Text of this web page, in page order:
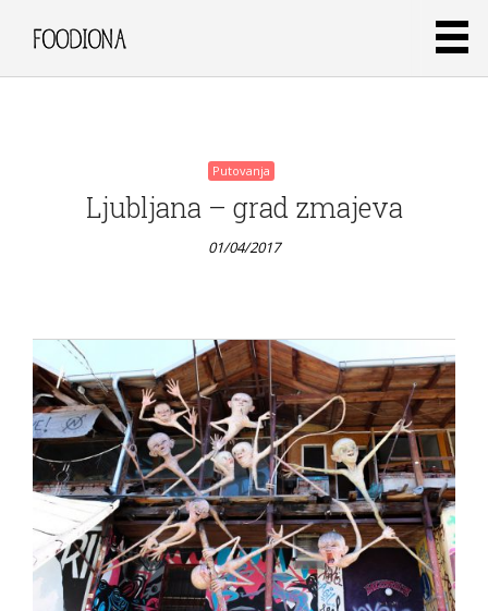
Putovanja
Quiche s
piletinom,
blitvom i
špinatom
01/04/2017
Putovanja
Ljubljana – grad zmajeva
01/04/2017